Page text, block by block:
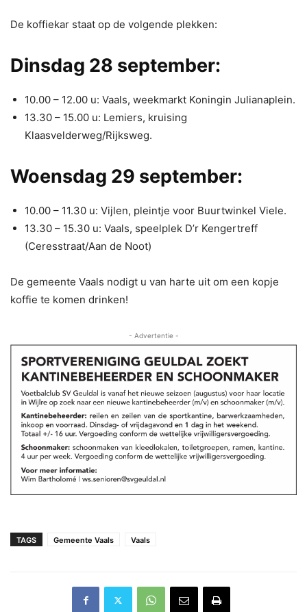
De koffiekar staat op de volgende plekken:
Dinsdag 28 september:
10.00 – 12.00 u: Vaals, weekmarkt Koningin Julianaplein.
13.30 – 15.00 u: Lemiers, kruising
Klaasvelderweg/Rijksweg.
Woensdag 29 september:
10.00 – 11.30 u: Vijlen, pleintje voor Buurtwinkel Viele.
13.30 – 15.30 u: Vaals, speelplek D’r Kengertreff
(Ceresstraat/Aan de Noot)
De gemeente Vaals nodigt u van harte uit om een kopje
koffie te komen drinken!
- Advertentie -
TAGS Gemeente Vaals Vaals